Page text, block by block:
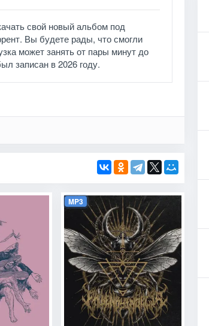
свой новый альбом под
Вы будете рады, что смогли
может занять от пары минут до
записан в 2026 году.
MP3